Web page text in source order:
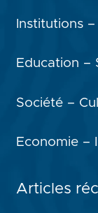
Institutions
Education –
Société –
Economie –
Articles